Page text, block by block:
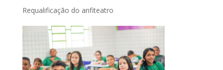
Requalificação do anfiteatro